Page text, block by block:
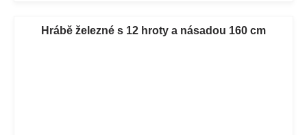
Hrábě železné s 12 hroty a násadou 160 cm